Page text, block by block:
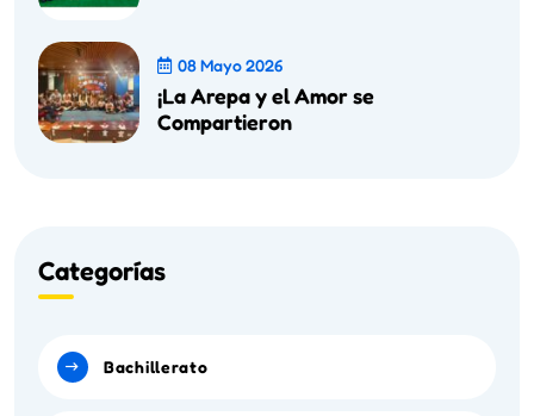
08 Mayo 2026
¡La Arepa y el Amor se
Compartieron
Categorías
Bachillerato